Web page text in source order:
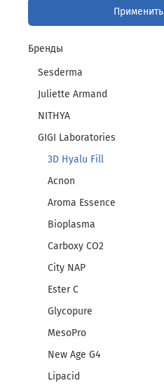
Применить
Бренды
Sesderma
Juliette Armand
NITHYA
GIGI Laboratories
3D Hyalu Fill
Acnon
Aroma Essence
Bioplasma
Carboxy CO2
City NAP
Ester C
Glycopure
MesoPro
New Age G4
Lipacid